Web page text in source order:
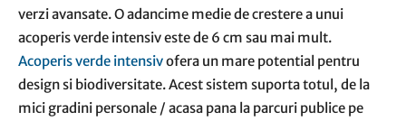
verzi avansate. O adancime medie de crestere a unui
acoperis verde intensiv este de 6 cm sau mai mult.
Acoperis verde intensivofera un mare potential pentru
design si biodiversitate. Acest sistem suporta totul, de la
mici gradini personale / acasa pana la parcuri publice pe